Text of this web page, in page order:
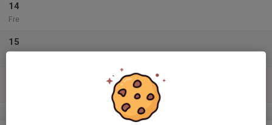
14
Fre
15
v.34